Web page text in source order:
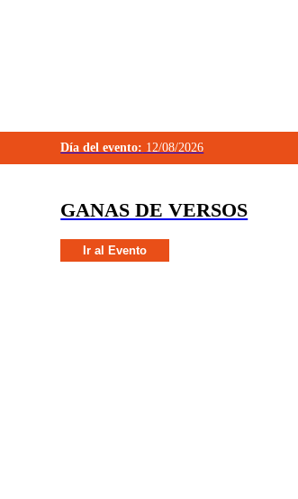
Día del evento: 12/08/2026
GANAS DE VERSOS
Ir al Evento